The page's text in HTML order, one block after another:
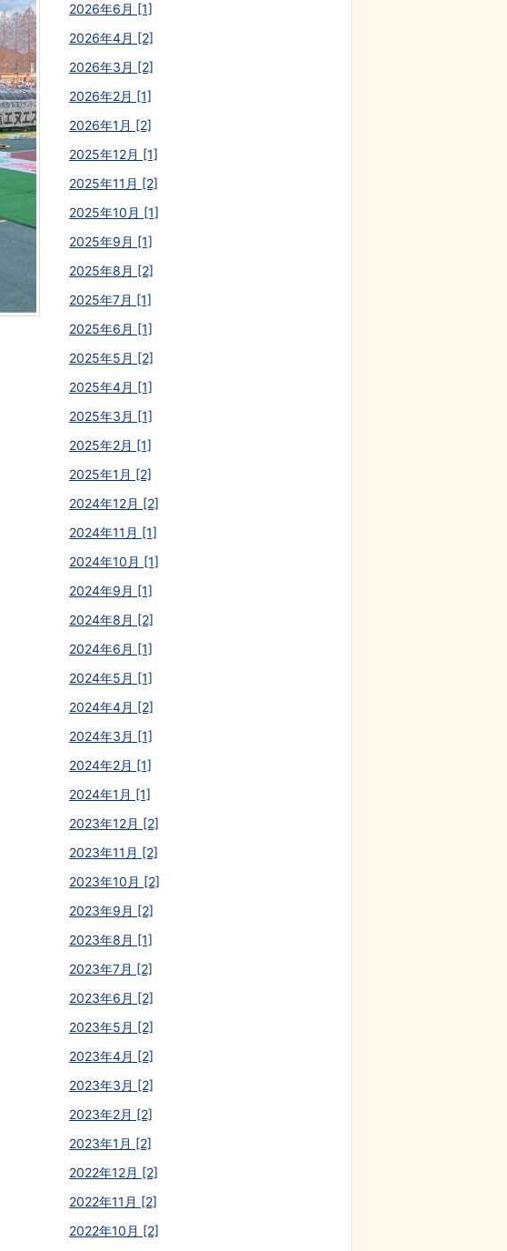
2026年6月 [1]
2026年4月 [2]
2026年3月 [2]
2026年2月 [1]
2026年1月 [2]
2025年12月 [1]
2025年11月 [2]
2025年10月 [1]
2025年9月 [1]
2025年8月 [2]
2025年7月 [1]
2025年6月 [1]
2025年5月 [2]
2025年4月 [1]
2025年3月 [1]
2025年2月 [1]
2025年1月 [2]
2024年12月 [2]
2024年11月 [1]
2024年10月 [1]
2024年9月 [1]
2024年8月 [2]
2024年6月 [1]
2024年5月 [1]
2024年4月 [2]
2024年3月 [1]
2024年2月 [1]
2024年1月 [1]
2023年12月 [2]
2023年11月 [2]
2023年10月 [2]
2023年9月 [2]
2023年8月 [1]
2023年7月 [2]
2023年6月 [2]
2023年5月 [2]
2023年4月 [2]
2023年3月 [2]
2023年2月 [2]
2023年1月 [2]
2022年12月 [2]
2022年11月 [2]
2022年10月 [2]